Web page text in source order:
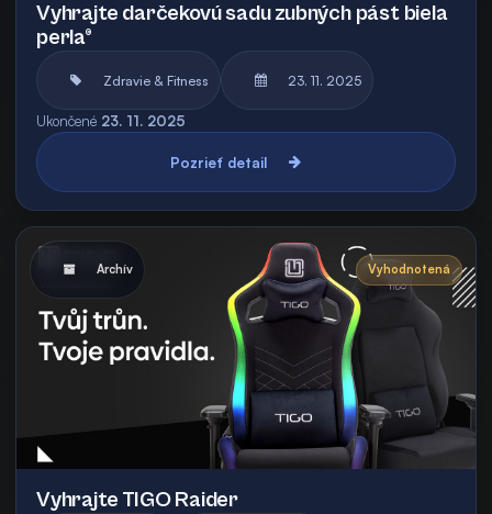
Vyhrajte darčekovú sadu zubných pást biela
perla®
Zdravie & Fitness 23. 11. 2025
Ukončené 23. 11. 2025
Pozrieť detail
Archív Vyhodnotená
Vyhrajte TIGO Raider